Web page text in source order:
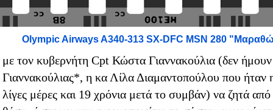
με τον κυβερνήτη Cpt Κώστα Γιαννακούλια (δεν
Γιαννακούλιας*, η κα Λίλα Διαμαντοπούλου που
λίγες μέρες και 19 χρόνια μετά το συμβάν) να ζητά
Olympic Airways A340-313 SX-DFC MSN 280